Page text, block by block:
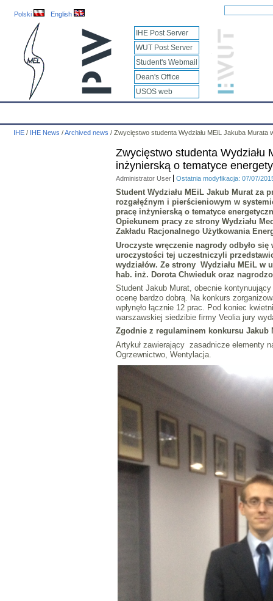
Polski English
IHE Post Server
WUT Post Server
Student's Webmail
Dean's Office
USOS web
IHE / IHE News /Archived news / Zwycięstwo studenta Wydziału MEiL Jakuba
Zwycięstwo studenta Wydziału
inżynierską o tematyce
Administrator User Ostatnia modyfikacja: 07/07/
Student Wydziału MEiL Jakub Murat za
rozgałęźnym i pierścieniowym w
pracę inżynierską o tematyce
Opiekunem pracy ze strony Wydziału
Zakładu Racjonalnego Użytkowania
Uroczyste wręczenie nagrody odbyło
uroczystości tej uczestniczyli
wydziałów. Ze strony Wydziału MEiL
hab. inż. Dorota Chwieduk oraz
Student Jakub Murat, obecnie
ocenę bardzo dobrą. Na konkurs
wpłynęło łącznie 12 prac. Pod koniec
warszawskiej siedzibie firmy Veolia jury
Zgodnie z regulaminem konkursu Jakub
Artykuł zawierający zasadnicze elementy
Ogrzewnictwo, Wentylacja.